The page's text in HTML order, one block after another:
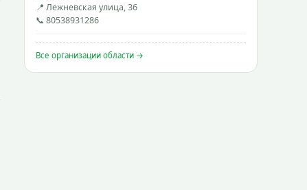
📍 Лежневская улица, 36
📞 80538931286
Все организации области →